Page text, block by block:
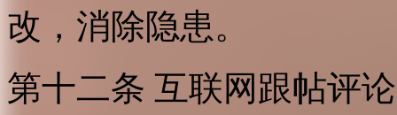
改，消除隐患。
第十二条 互联网跟帖评